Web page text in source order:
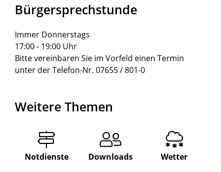
Bürgersprechstunde
Immer Donnerstags
17:00 - 19:00 Uhr
Bitte vereinbaren Sie im Vorfeld einen Termin
unter der Telefon-Nr. 07655 / 801-0
Weitere Themen
Notdienste Downloads Wetter